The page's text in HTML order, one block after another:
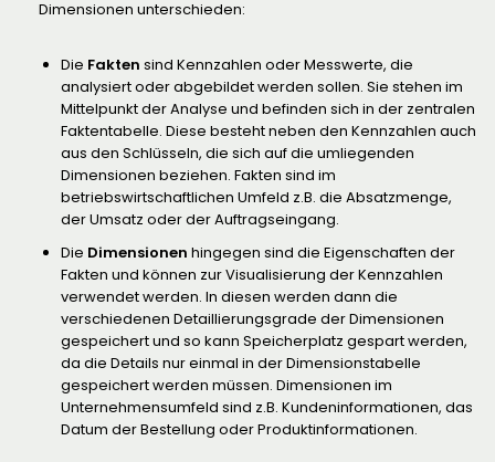
Dimensionen unterschieden:
Die Fakten sind Kennzahlen oder Messwerte, die
analysiert oder abgebildet werden sollen. Sie stehen im
Mittelpunkt der Analyse und befinden sich in der zentralen
Faktentabelle. Diese besteht neben den Kennzahlen auch
aus den Schlüsseln, die sich auf die umliegenden
Dimensionen beziehen. Fakten sind im
betriebswirtschaftlichen Umfeld z.B. die Absatzmenge,
der Umsatz oder der Auftragseingang.
Die Dimensionen hingegen sind die Eigenschaften der
Fakten und können zur Visualisierung der Kennzahlen
verwendet werden. In diesen werden dann die
verschiedenen Detaillierungsgrade der Dimensionen
gespeichert und so kann Speicherplatz gespart werden,
da die Details nur einmal in der Dimensionstabelle
gespeichert werden müssen. Dimensionen im
Unternehmensumfeld sind z.B. Kundeninformationen, das
Datum der Bestellung oder Produktinformationen.